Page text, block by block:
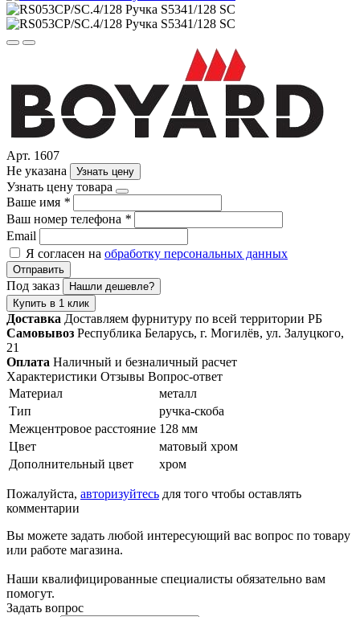
Арт. 1607
Не указана
Узнать цену
Узнать цену товара
Ваше имя *
Ваш номер телефона *
Email
Я согласен на обработку персональных данных
Отправить
Под заказ
Нашли дешевле?
Купить в 1 клик
Доставка Доставляем фурнитуру по всей территории РБ
Самовывоз Республика Беларусь, г. Могилёв, ул. Залуцкого,
21
Оплата Наличный и безналичный расчет
Характеристики Отзывы Вопрос-ответ
Материал
металл
Тип
ручка-скоба
Межцентровое расстояние 128 мм
Цвет
матовый хром
Дополнительный цвет
хром
Пожалуйста, авторизуйтесь для того чтобы оставлять
комментарии
Вы можете задать любой интересующий вас вопрос по товару
или работе магазина.
Наши квалифицированные специалисты обязательно вам
помогут.
Задать вопрос